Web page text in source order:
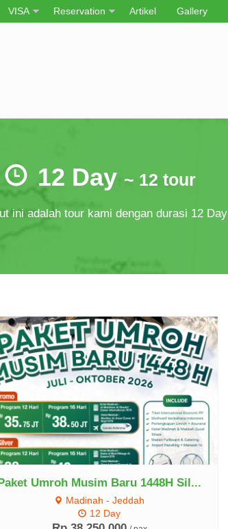
VISA Reservation Artikel Gallery
12 Day ~ 12 tour
ini adalah tour kami dengan durasi 12 Day
Paket Umroh Musim Baru 1448H Sil...
Madinah - Jeddah
12 Day